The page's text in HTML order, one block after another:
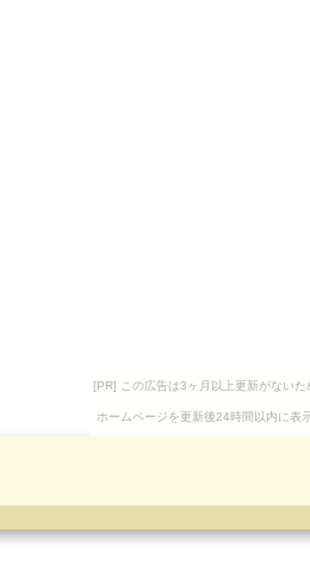
[PR] この広告は3ヶ月以上更新がないた
ホームページを更新後24時間以内に表